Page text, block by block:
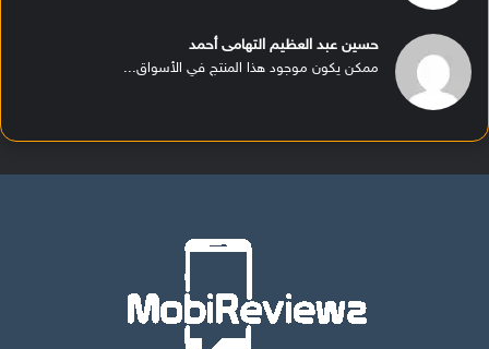
حسين عبد العظيم التهامى أحمد
ممكن يكون موجود هذا المنتج في الأسواق...